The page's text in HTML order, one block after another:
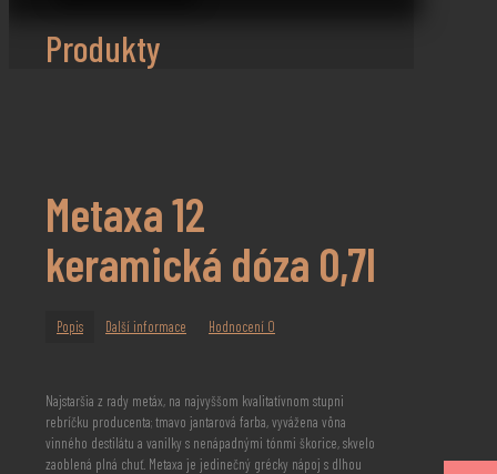
Produkty
Metaxa 12
keramická dóza 0,7l
Popis Další informace Hodnocení 0
Najstaršia z rady metáx, na najvyššom kvalitatívnom stupni
rebríčku producenta; tmavo jantarová farba, vyvážena vôna
vinného destilátu a vanilky s nenápadnými tónmi škorice, skvelo
zaoblená plná chuť. Metaxa je jedinečný grécky nápoj s dlhou